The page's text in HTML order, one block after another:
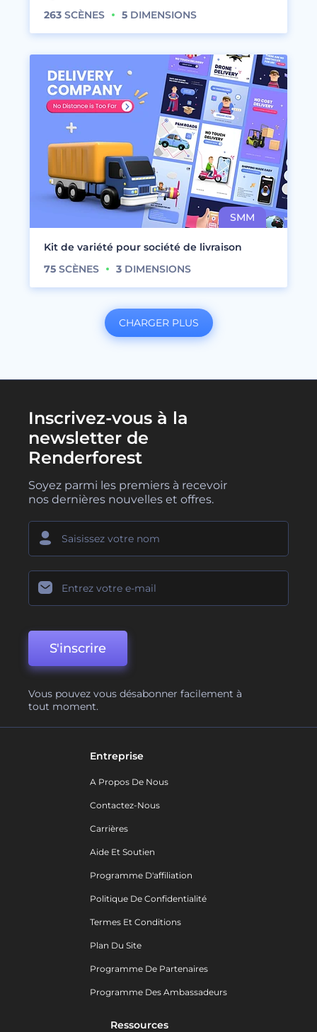
263 SCÈNES 5 DIMENSIONS
Kit de variété pour société de livraison
75 SCÈNES 3 DIMENSIONS
CHARGER PLUS
Inscrivez-vous à la
newsletter de
Renderforest
Soyez parmi les premiers à recevoir
nos dernières nouvelles et offres.
S'inscrire
Vous pouvez vous désabonner facilement à
tout moment.
Entreprise
A Propos De Nous
Contactez-Nous
Carrières
Aide Et Soutien
Programme D'affiliation
Politique De Confidentialité
Termes Et Conditions
Plan Du Site
Programme De Partenaires
Programme Des Ambassadeurs
Ressources